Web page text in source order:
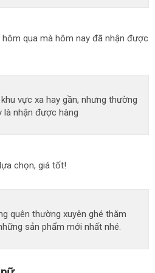
qua mà hôm nay đã nhận được
vực xa hay gần, nhưng thường
là nhận được hàng
chọn, giá tốt!
quên thường xuyên ghé thăm
sản phẩm mới nhất nhé.